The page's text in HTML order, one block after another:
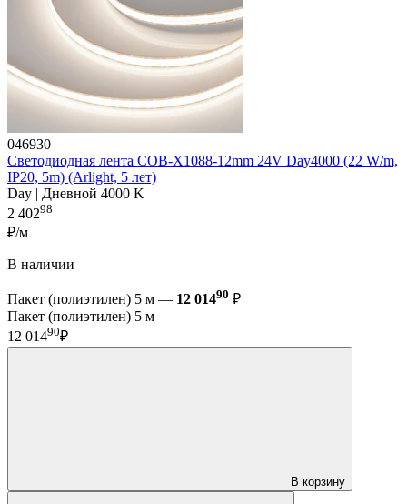
046930
Светодиодная лента COB-X1088-12mm 24V Day4000 (22 W/m,
IP20, 5m) (Arlight, 5 лет)
Day | Дневной 4000 K
2 40298
₽/м
В наличии
Пакет (полиэтилен) 5 м — 12 01490 ₽
Пакет (полиэтилен) 5 м
12 01490₽
В корзину